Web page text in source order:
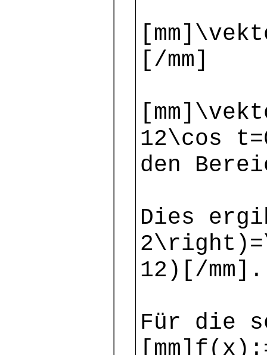
[/mm]
12\cos
den
Dies
12)[/mm].
Für die